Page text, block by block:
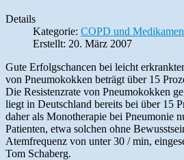
Details
Kategorie: COPD und
Erstellt: 20. März 2007
Gute Erfolgschancen bei leicht
von Pneumokokken beträgt über 15
Die Resistenzrate von Pneumokokken
liegt in Deutschland bereits bei über 15
daher als Monotherapie bei Pneumonie
Patienten, etwa solchen ohne
Atemfrequenz von unter 30 / min,
Tom Schaberg.